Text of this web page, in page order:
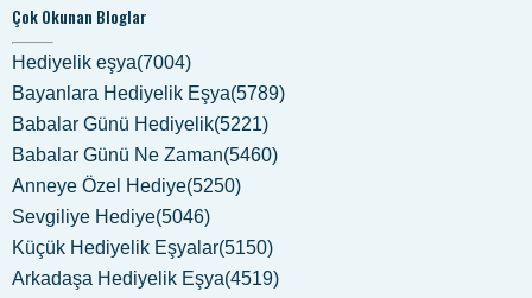
Çok Okunan Bloglar
Hediyelik eşya(7004)
Bayanlara Hediyelik Eşya(5789)
Babalar Günü Hediyelik(5221)
Babalar Günü Ne Zaman(5460)
Anneye Özel Hediye(5250)
Sevgiliye Hediye(5046)
Küçük Hediyelik Eşyalar(5150)
Arkadaşa Hediyelik Eşya(4519)